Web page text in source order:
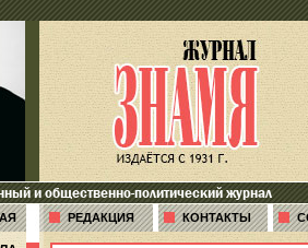
и общественно-политический журнал
РЕДАКЦИЯ КОНТАКТЫ